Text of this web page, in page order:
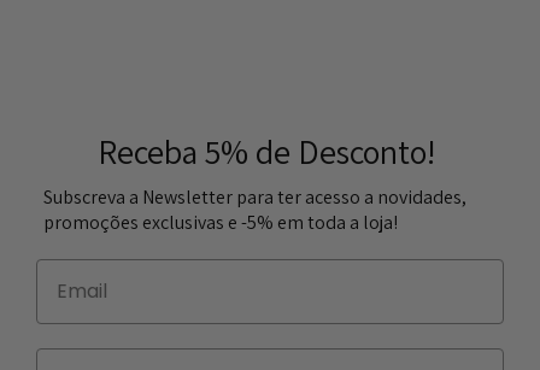
Receba 5% de Desconto!
Subscreva a Newsletter para ter acesso a novidades,
promoções exclusivas e -5% em toda a loja!